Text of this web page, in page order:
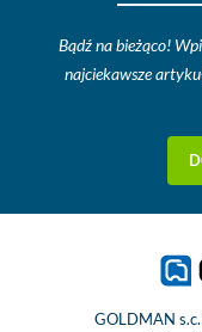
Bądź na bieżąco!
najciekawsze
GOLDMAN